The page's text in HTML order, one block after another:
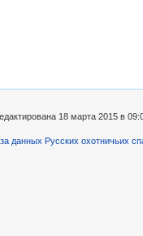
18 марта 2015 в
данных Русских охотничьих